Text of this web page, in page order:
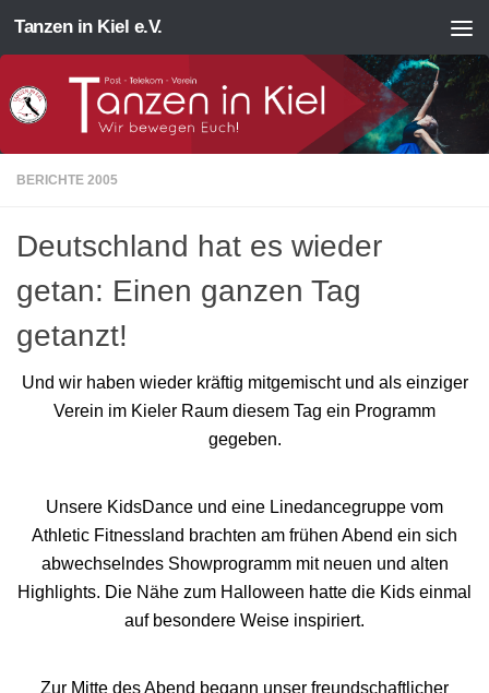
Zum Inhalt springen
Tanzen in Kiel e.V.
BERICHTE 2005
Deutschland hat es wieder
getan: Einen ganzen Tag
getanzt!
Und wir haben wieder kräftig mitgemischt und als einziger
Verein im Kieler Raum diesem Tag ein Programm
gegeben.
Unsere KidsDance und eine Linedancegruppe vom
Athletic Fitnessland brachten am frühen Abend ein sich
abwechselndes Showprogramm mit neuen und alten
Highlights. Die Nähe zum Halloween hatte die Kids einmal
auf besondere Weise inspiriert.
Zur Mitte des Abend begann unser freundschaftlicher